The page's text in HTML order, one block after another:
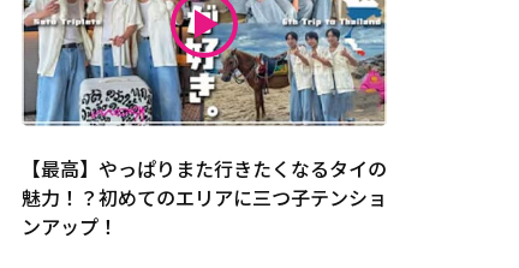
【最高】やっぱりまた行きたくなるタイの
魅力！？初めてのエリアに三つ子テンショ
ンアップ！